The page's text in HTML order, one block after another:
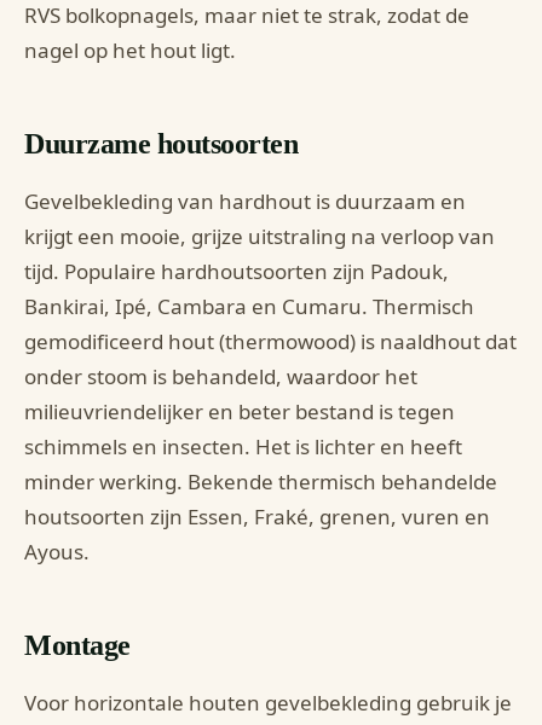
RVS bolkopnagels, maar niet te strak, zodat de
nagel op het hout ligt.
Duurzame houtsoorten
Gevelbekleding van hardhout is duurzaam en
krijgt een mooie, grijze uitstraling na verloop van
tijd. Populaire hardhoutsoorten zijn Padouk,
Bankirai, Ipé, Cambara en Cumaru. Thermisch
gemodificeerd hout (thermowood) is naaldhout dat
onder stoom is behandeld, waardoor het
milieuvriendelijker en beter bestand is tegen
schimmels en insecten. Het is lichter en heeft
minder werking. Bekende thermisch behandelde
houtsoorten zijn Essen, Fraké, grenen, vuren en
Ayous.
Montage
Voor horizontale houten gevelbekleding gebruik je